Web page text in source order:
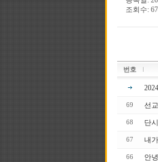
조회수:
번호
69 선
68 단
67 내
66 안